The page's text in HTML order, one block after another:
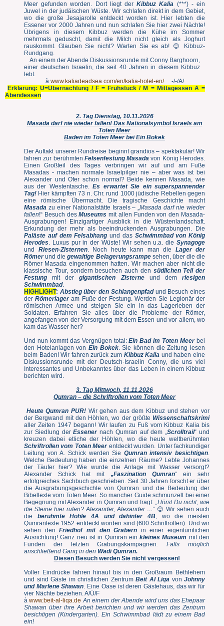
Meer gefunden worden. Dort liegt derKibbuz Kalia (***) - ein
Juwel in der judäischen Wüste. Wir schlafen direkt in dem Gebiet,
wo die große Jesajarolle entdeckt worden ist. Hier lebten die
Essener vor 2000 Jahren und nun schlafen Sie hier zwei Nächte!
Übrigens in diesem Kibbuz werden die Kühe im Sommer
mehrmals geduscht, damit die Milch nicht gleich als Joghurt
rauskommt. Glauben Sie nicht? Warten Sie es ab! 😊 Kibbuz-
Rundgang.
An einem der Abende Diskussionsrunde mit Conny Barghoorn,
einer deutschen Israelin, die seit 40 Jahren in diesem Kibbuz
lebt.
à www.kaliadeadsea.com/en/kalia-hotel-en/-/-/A/
Erklärung: Ü=Übernachtung / F = Frühstück / M = Mittagessen A =
Abendessen
2. Tag Dienstag, 10.11.2026
Masada darf nie wieder fallen! Das Nationalsymbol Israels am
Toten Meer
Baden im Toten Meer bei Ein Bokek
Der Auftakt unserer Rundreise beginnt grandios – spektakulär! Wir
fahren zur berühmten Felsenfestung Masada von König Herodes.
Einen Großteil des Tages verbringen wir auf und am Fuße
Masadas - machen normale Israelpilger nie – aber was ist bei
Alexander und Ofer schon normal? Beide kennen Masada, wie
aus der Westentasche.Es erwartet Sie ein superspannender
Tag! Hier kämpften 73 n. Chr. rund 1000 jüdische Rebellen gegen
eine römische Übermacht. Die tragische Geschichte macht
Masada zu einer Nationalstätte Israels – „Masada darf nie wieder
fallen!“ Besuch desMuseums mit allen Funden von den Masada-
Ausgrabungen! Einzigartiger Ausblick in die Wüstenlandschaft.
Erkundung der mehr als beeindruckenden Ausgrabungen. Die
Paläste auf dem Felsabhang und das Schwimmbad von König
Herodes. Luxus pur in der Wüste! Wir sehen u.a. die Synagoge
und Riesen-Zisternen. Noch heute kann man die Lager der
Römerund diegewaltige Belagerungsrampe sehen, über die die
Römer Masada eingenommen hatten. Wir machen aber nicht die
klassische Tour, sondern besuchen auch den südlichen Teil der
Festung mit dergigantischen Zisterneund demriesigen
Schwimmbad.
HIGHLIGHT: Abstieg über den Schlangenpfad und Besuch eines
der Römerlageram Fuße der Festung. Werden Sie Legionär der
römischen Armee und steigen Sie ein in das Lagerleben der
Soldaten. Erfahren Sie alles über die Probleme der Römer,
angefangen von der Versorgung mit dem Essen und vor allem, wo
kam das Wasser her?
Und nun kommt das Vergnügen total:Ein Bad im Toten Meerbei
den Hotelanlagen von Ein Bokek. Sie können die Zeitung lesen
beim Baden! Wir fahren zurück zum Kibbuz Kalia und haben eine
Diskussionsrunde mit der Deutsch-Israelin Conny, die uns viel
Interessantes und Unbekanntes über das Leben in einem Kibbuz
berichten wird.
3. Tag Mittwoch, 11.11.2026
Qumran – die Schriftrollen vom Toten Meer
Heute Qumran PUR!Wir gehen aus dem Kibbuz und stehen vor
der Bergwand mit den Höhlen, wo der größte Wissenschaftskrimi
aller Zeiten 1947 begann! Wir laufen zu Fuß vom Kibbuz Kalia bis
zur Siedlung derEssenernach Qumran auf dem „Scrolltrail“ und
kreuzen dabei etliche der Höhlen, wo die heute weltberühmten
Schriftrollen vom Toten Meerentdeckt wurden. Unter fachkundiger
Leitung von A. Schick werden Sie Qumran intensiv besichtigen.
Welche Bedeutung haben die einzelnen Räume? Lebte Johannes
der Täufer hier? Wie wurde die Anlage mit Wasser versorgt?
Alexander Schick hat mit „Faszination Qumran“ ein sehr
erfolgreiches Sachbuch geschrieben. Seit 30 Jahren forscht er über
die Ausgrabungsgeschichte von Qumran und die Bedeutung der
Bibeltexte vom Toten Meer. So mancher Guide schmunzelt bei einer
Begegnung mit Alexander in Qumran und fragt: „Hörst Du nicht, wie
die Steine hier rufen? Alexander, Alexander …“ 😊 Wir sehen auch
die berühmte Höhle 4A und dahinter 4B, wo die meisten
Qumrantexte 1952 entdeckt worden sind (600 Schriftrollen). Und wir
sehen denFriedhof mit den Gräbern in einer eigentümlichen
Ausrichtung! Ganz neu ist in Qumran einkleines Museum mit den
Funden der letzten Grabungskampagnen. Falls möglich
anschließend Gang in den Wadi Qumran.
Diesen Besuch werden Sie nicht vergessen!
Voller Eindrücke fahren hinauf bis in den Großraum Bethlehem
und sind Gäste im christlichen Zentrum Beit Al Liqa von Johnny
und Marlene Shawan. Eine Oase ist deren Gästehaus, das wir für
vier Nächte beziehen. A/Ü/F
àwww.beit-al-liqa.de An einem der Abende wird uns das Ehepaar
Shawan über ihre Arbeit berichten und wir werden das Zentrum
besichtigen (Kindergarten). Ein Schwimmbad lädt zu einem Bad
ein!